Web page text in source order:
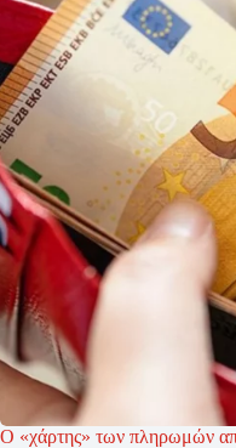
Ο «χάρτης» των πληρωμών